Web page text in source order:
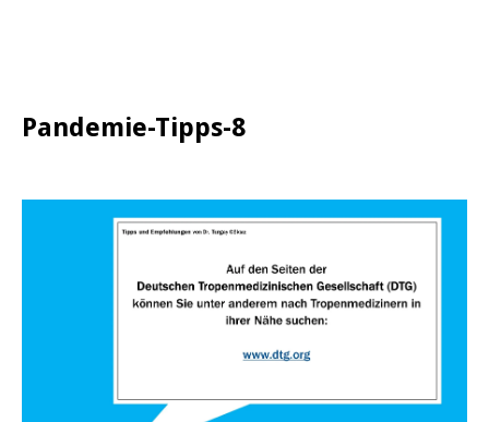
Pandemie-Tipps-8